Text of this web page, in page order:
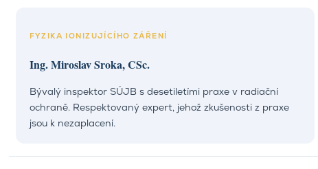
FYZIKA IONIZUJÍCÍHO ZÁŘENÍ
Ing. Miroslav Sroka, CSc.
Bývalý inspektor SÚJB s desetiletími praxe v radiační
ochraně. Respektovaný expert, jehož zkušenosti z praxe
jsou k nezaplacení.